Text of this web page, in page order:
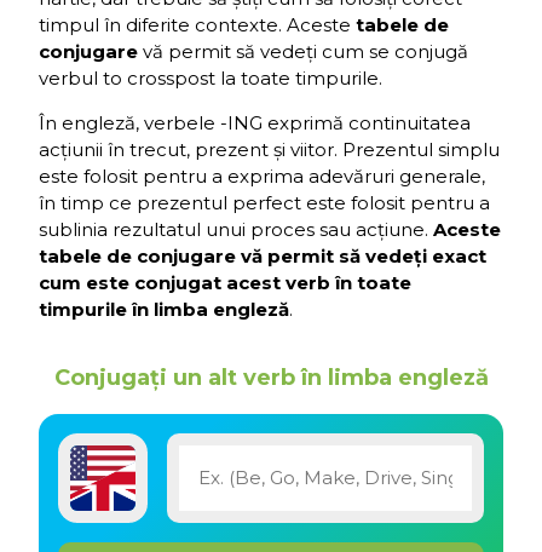
timpul în diferite contexte. Aceste tabele de
conjugare vă permit să vedeți cum se conjugă
verbul to crosspost la toate timpurile.
În engleză, verbele -ING exprimă continuitatea
acțiunii în trecut, prezent și viitor. Prezentul simplu
este folosit pentru a exprima adevăruri generale,
în timp ce prezentul perfect este folosit pentru a
sublinia rezultatul unui proces sau acțiune. Aceste
tabele de conjugare vă permit să vedeți exact
cum este conjugat acest verb în toate
timpurile în limba engleză.
Conjugați un alt verb în limba engleză